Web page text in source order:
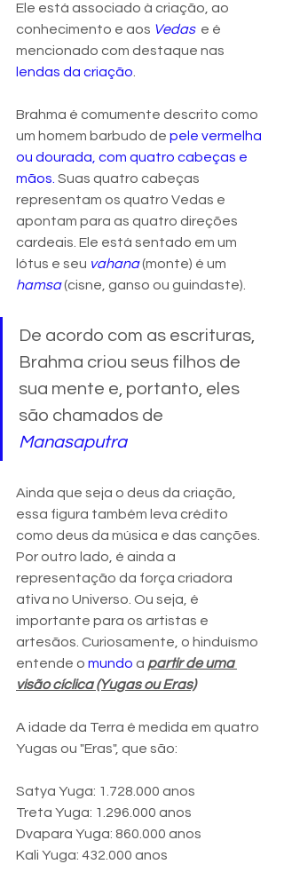
Ele está associado à criação, ao
conhecimento e aos Vedas
  e é
mencionado com destaque nas
lendas da criação.
Brahma é comumente descrito como
um homem barbudo de pele vermelha
ou dourada, com quatro cabeças e
mãos. Suas quatro cabeças
representam os quatro Vedas e
apontam para as quatro direções
cardeais. Ele está sentado em um
lótus e seu vahana (monte) é um
hamsa (cisne, ganso ou guindaste).
De acordo com as escrituras,
Brahma criou seus filhos de
sua mente e, portanto, eles
são chamados de
Manasaputra
Ainda que seja o deus da criação,
essa figura também leva crédito
como deus da música e das canções.
Por outro lado, é ainda a
representação da força criadora
ativa no Universo. Ou seja, é
importante para os artistas e
artesãos. Curiosamente, o hinduísmo
entende o mundo a partir de uma
visão cíclica (Yugas ou Eras)
A idade da Terra é medida em quatro
Yugas ou "Eras", que são:
Satya Yuga: 1.728.000 anos
Treta Yuga: 1.296.000 anos
Dvapara Yuga: 860.000 anos
Kali Yuga: 432.000 anos